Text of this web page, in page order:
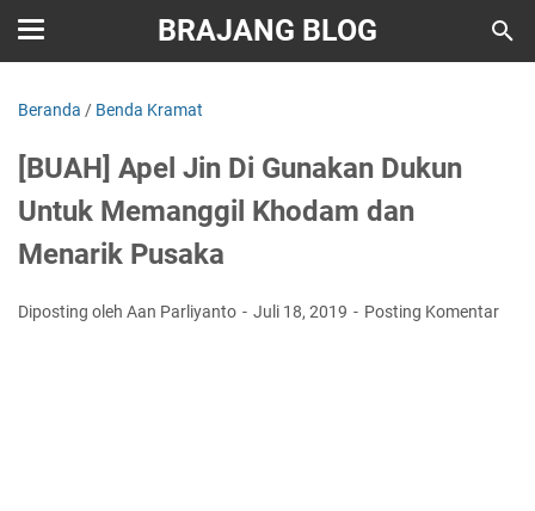
BRAJANG BLOG
Beranda / Benda Kramat
[BUAH] Apel Jin Di Gunakan Dukun
Untuk Memanggil Khodam dan
Menarik Pusaka
Diposting oleh Aan Parliyanto Juli 18, 2019 Posting Komentar